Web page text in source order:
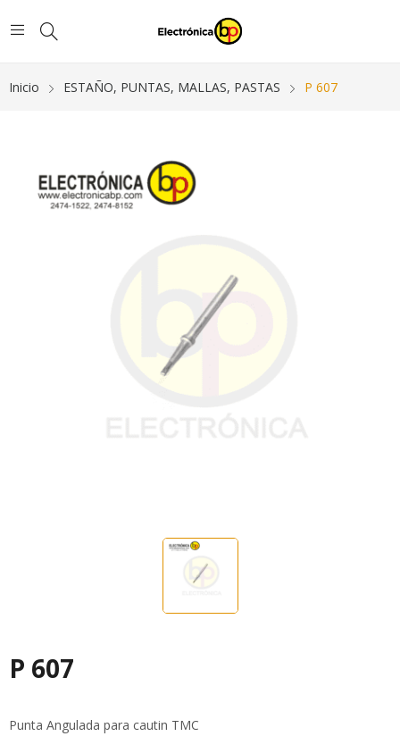
Inicio ESTAÑO, PUNTAS, MALLAS, PASTAS P 607
P 607
Punta Angulada para cautin TMC